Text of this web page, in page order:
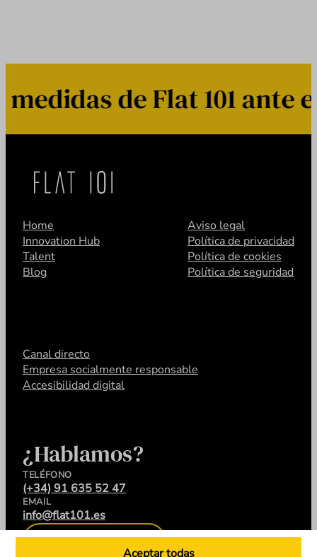
Aceptar todas
de Flat 101 ante
Home
Innovation Hub
Talent
Blog
Aviso legal
Política de privacidad
Política de cookies
Política de seguridad
Canal directo
Empresa socialmente responsable
Accesibilidad digital
¿Hablamos?
TELÉFONO
(+34) 91 635 52 47
EMAIL
info@flat101.es
CONTACTA